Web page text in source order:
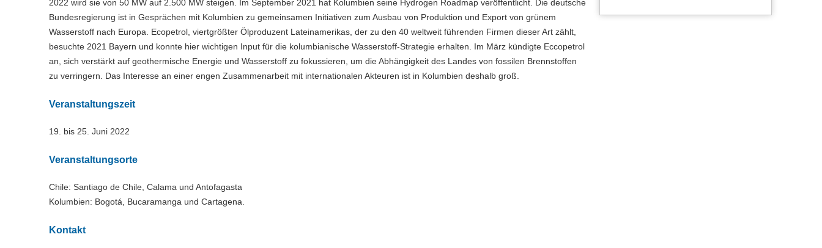
2022 wird sie von 50 MW auf 2.500 MW steigen. Im September 2021 hat Kolumbien seine Hydrogen Roadmap veröffentlicht. Die deutsche
Bundesregierung ist in Gesprächen mit Kolumbien zu gemeinsamen Initiativen zum Ausbau von Produktion und Export von grünem
Wasserstoff nach Europa. Ecopetrol, viertgrößter Ölproduzent Lateinamerikas, der zu den 40 weltweit führenden Firmen dieser Art zählt,
besuchte 2021 Bayern und konnte hier wichtigen Input für die kolumbianische Wasserstoff-Strategie erhalten. Im März kündigte Eccopetrol
an, sich verstärkt auf geothermische Energie und Wasserstoff zu fokussieren, um die Abhängigkeit des Landes von fossilen Brennstoffen
zu verringern. Das Interesse an einer engen Zusammenarbeit mit internationalen Akteuren ist in Kolumbien deshalb groß.
Veranstaltungszeit
19. bis 25. Juni 2022
Veranstaltungsorte
Chile: Santiago de Chile, Calama und Antofagasta
Kolumbien: Bogotá, Bucaramanga und Cartagena.
Kontakt